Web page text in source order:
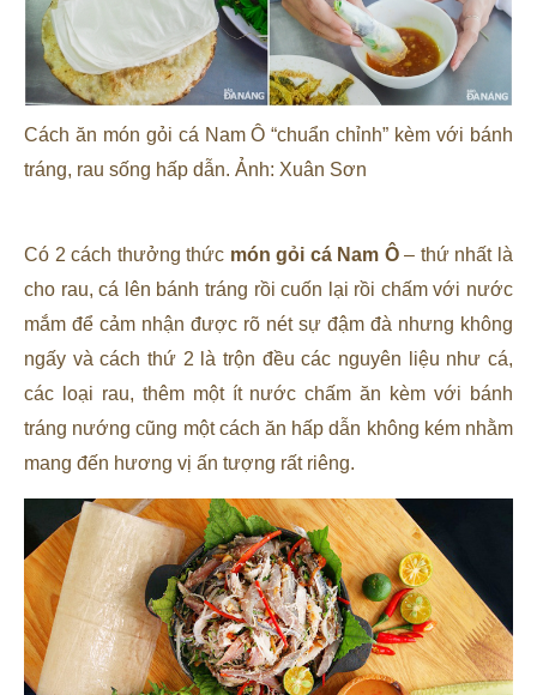
Cách ăn món gỏi cá Nam Ô “chuẩn chỉnh” kèm với bánh
tráng, rau sống hấp dẫn. Ảnh: Xuân Sơn
Có 2 cách thưởng thức món gỏi cá Nam Ô– thứ nhất là
cho rau, cá lên bánh tráng rồi cuốn lại rồi chấm với nước
mắm để cảm nhận được rõ nét sự đậm đà nhưng không
ngấy và cách thứ 2 là trộn đều các nguyên liệu như cá,
các loại rau, thêm một ít nước chấm ăn kèm với bánh
tráng nướng cũng một cách ăn hấp dẫn không kém nhằm
mang đến hương vị ấn tượng rất riêng.